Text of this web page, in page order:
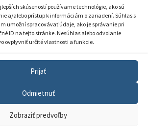
skúseností používame technológie, ako sú
a/alebo prístup k informáciám o zariadení. Súhlas s
umožní spracovávať údaje, ako je správanie pri
ID na tejto stránke. Nesúhlas alebo odvolanie
ovplyvniť určité vlastnosti a funkcie.
Prijať
Odmietnuť
Zobraziť predvoľby
Zásady ochrany súkromia
Sprístupnenie informácií
Nastavenia cookies
GDPR